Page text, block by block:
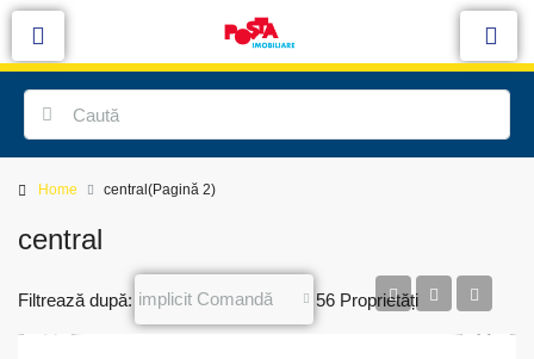
Home central (Pagină 2)
central
56 Proprietăți
Filtrează după: implicit Comandă